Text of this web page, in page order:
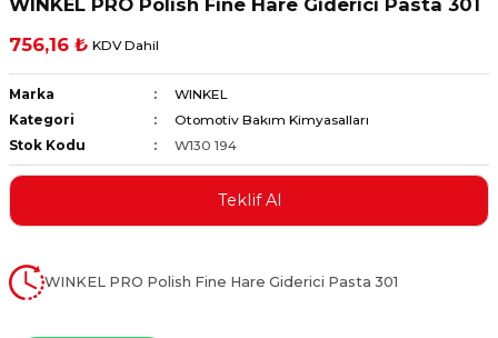
Kaplamalar
ve Multimetreler
ve Penseler
WINKEL PRO Polish Fine Hare Giderici Pasta 301
756,16 ₺ KDV Dahil
Marka
WINKEL
Kategori
Otomotiv Bakım Kimyasalları
Stok Kodu
W130 194
Teklif Al
WINKEL PRO Polish Fine Hare Giderici Pasta 301